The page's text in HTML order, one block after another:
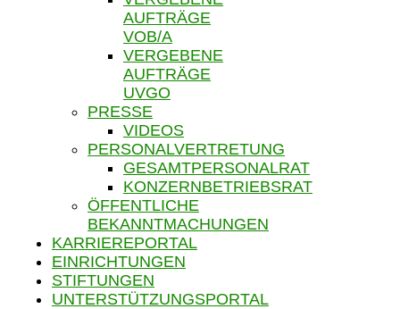
AUFTRÄGE
VOB/A
VERGEBENE
AUFTRÄGE
UVGO
PRESSE
VIDEOS
PERSONALVERTRETUNG
GESAMTPERSONALRAT
KONZERNBETRIEBSRAT
ÖFFENTLICHE
BEKANNTMACHUNGEN
KARRIEREPORTAL
EINRICHTUNGEN
STIFTUNGEN
UNTERSTÜTZUNGSPORTAL